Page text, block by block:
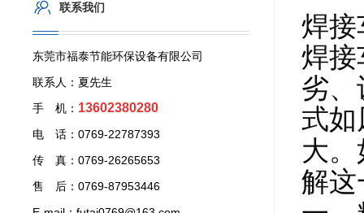
焊接
焊接
劣
式
大
解这
联系我们
东莞市福泰节能环保设备有限公司
联系人：夏先生
手 机： 13602380280
电 话：0769-22787393
传 真：0769-26265653
售 后：0769-87953446